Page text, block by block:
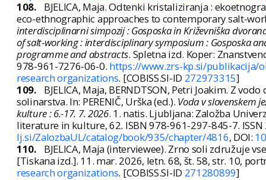
108.
BJELICA, Maja. Odtenki kristaliziranja :
eco-ethnographic approaches to contemporary salt-
interdisciplinarni simpozij : Gosposka in Križevniška
of salt-working : interdisciplinary symposium : Gosposka
programme and abstracts. Spletna izd. Koper:
978-961-7276-06-0. https://www.zrs-kp.si/publikacija/
research organizations. [COBISS.SI-ID 272973315]
109.
BJELICA, Maja, BERNDTSON, Petri Joakim. Z
solinarstva. In: PERENIČ, Urška (ed.). Voda v slovenskem
kulture : 6.-17. 7. 2026. 1. natis. Ljubljana: Založba
literature in kulture, 62. ISBN 978-961-297-845-7.
lj.si/ZalozbaUL/catalog/book/935/chapter/4816, DOI:
110.
BJELICA, Maja (interviewee). Zrno soli združuje
[Tiskana izd.]. 11. mar. 2026, letn. 68, št. 58, str. 10,
research organizations. [COBISS.SI-ID 271280899]